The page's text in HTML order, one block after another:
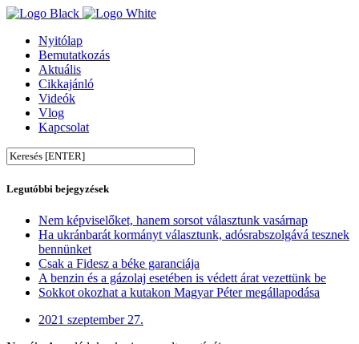
Nyitólap
Bemutatkozás
Aktuális
Cikkajánló
Videók
Vlog
Kapcsolat
Legutóbbi bejegyzések
Nem képviselőket, hanem sorsot választunk vasárnap
Ha ukránbarát kormányt választunk, adósrabszolgává tesznek
bennünket
Csak a Fidesz a béke garanciája
A benzin és a gázolaj esetében is védett árat vezettünk be
Sokkot okozhat a kutakon Magyar Péter megállapodása
2021 szeptember 27.